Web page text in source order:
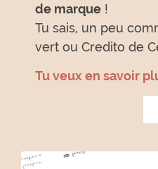
de marque !
Tu sais, un peu
vert ou Credito de
Tu veux en savoir